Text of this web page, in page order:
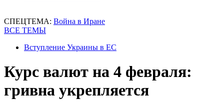
СПЕЦТЕМА: Война в Иране
ВСЕ ТЕМЫ
Вступление Украины в ЕС
Курс валют на 4 февраля:
гривна укрепляется